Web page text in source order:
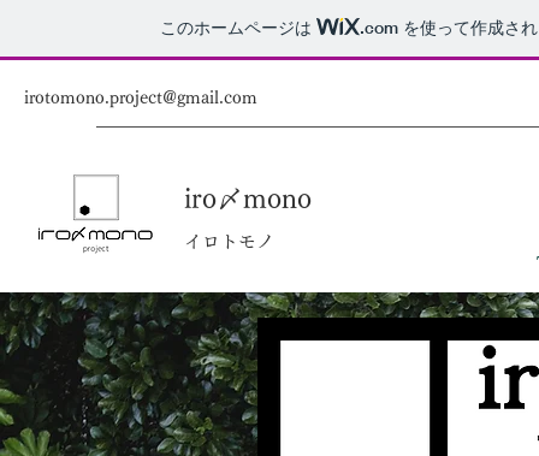
このホームページは .com を使って作成さ
irotomono.project@gmail.com
iro〆mono
イロトモノ